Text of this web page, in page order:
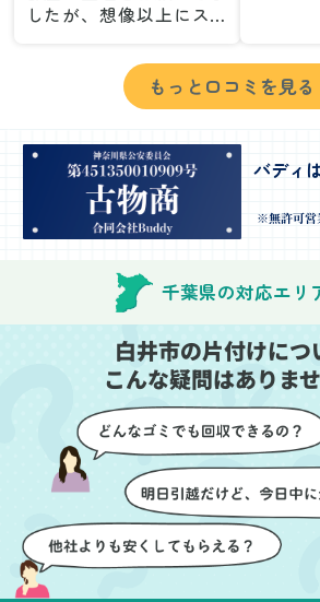
したが、想像以上にスム
が集めた物や古い家具が
多く、自分たちだけでは
どうにもならない状態で
んが手際よく片付けてく
れたので、部屋が驚くほ
どスッキリしました。自
分では手が回らなかった
場所も含め、プロの力を
実感しました。
特に、物が散乱していた
部屋の整理や、細かなア
イテムの仕分けを迅速か
つ丁寧に対応していただ
けたのがありがたかった
です。家族それぞれが必
要なものを確認しながら
進めることができ、安心
感を持って作業をお任せ
できました。さらに、作
業終了後には部屋全体を
清掃していただき、まる
で新しい家のような清潔
感に感動しました。
とがで
古い家
ど、処
きまし
当日は
てくだ
ちらも
壁や床
に細心
ただき
ズに片
ても嬉
業が終
ちらか
も部屋
いただ
した。
もっと口コミを見る
バディ
※無許可営
千葉県の対応エリ
白井市の片付けにつ
こんな疑問はありま